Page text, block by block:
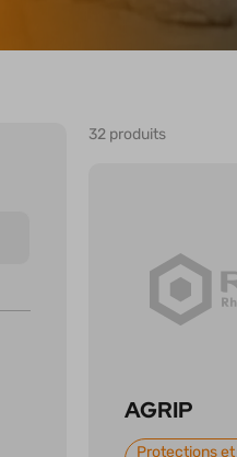
32 produits
AGRIP
Protections